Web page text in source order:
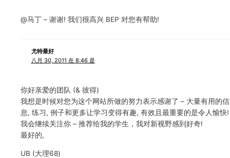
@马丁 – 谢谢! 我们很高兴 BEP 对您有帮助!
尤特最好
八月 30, 2011 在 8:46 是
你好亲爱的团队 (& 彼得)
我想是时候对您为这个网站所做的努力表示感谢了 – 大量有用的信
息, 练习, 例子和更多让学习变得有趣, 有效且最重要的是令人愉快!
我会继续关注你 – 推荐给我的学生，我对新视野感到好奇!
最好的,
UB (大理68)